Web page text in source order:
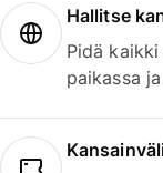
Hallitse
Pidä
paikassa